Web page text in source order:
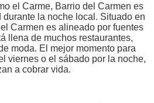
el Carme, Barrio del Carmen es
la noche local. Situado en
Carmen es alineado por fuentes
llena de muchos restaurantes,
moda. El mejor momento para
viernes o el sábado por la noche,
a cobrar vida.